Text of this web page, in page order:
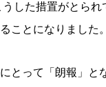
した措置がとられ
ことになりました。
とって「朗報」